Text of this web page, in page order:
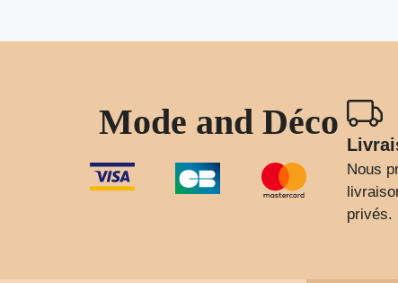
Mode and Déco
Nous
privés.